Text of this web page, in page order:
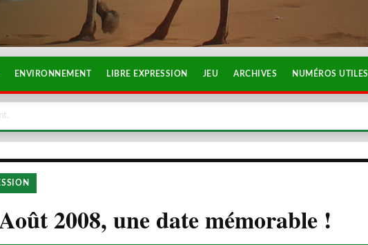
ENVIRONNEMENT LIBRE EXPRESSION JEU ARCHIVES NUMÉROS UTILES
2008, une date mémorable !